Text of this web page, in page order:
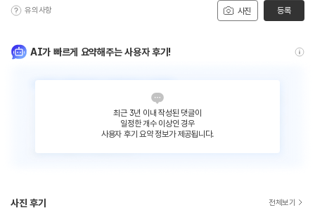
사진
유의사항 등록
AI가 빠르게 요약해주는 사용자 후기!
최근 3년 이내 작성된 댓글이
일정한 개수 이상인 경우
사용자 후기 요약 정보가 제공됩니다.
사진 후기 전체보기